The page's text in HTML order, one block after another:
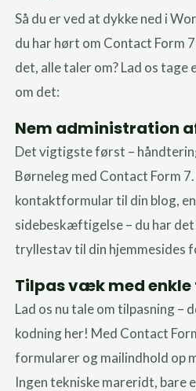
Så du er ved at dykke ned i
du har hørt om Contact Form
det, alle taler om? Lad os tage
om det:
Nem administration
Det vigtigste først –
Børneleg med Contact Form 7.
kontaktformular til din blog,
sidebeskæftigelse – du har
tryllestav til din hjemmesides
Tilpas væk med
Lad os nu tale om tilpasning –
kodning her! Med Contact
formularer og mailindhold op
Ingen tekniske mareridt, bare